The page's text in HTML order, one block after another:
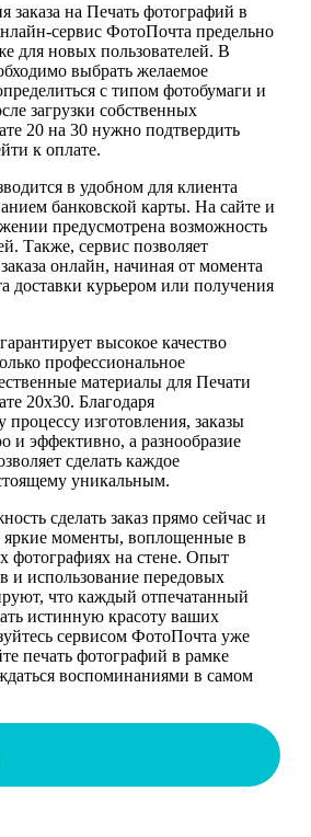
заказа на Печать фотографий в
сервис ФотоПочта предельно
для новых пользователей. В
выбрать желаемое
с типом фотобумаги и
загрузки собственных
20 на 30 нужно подтвердить
к оплате.
в удобном для клиента
банковской карты. На сайте и
предусмотрена возможность
Также, сервис позволяет
онлайн, начиная от момента
доставки курьером или получения
высокое качество
профессиональное
материалы для Печати
20х30. Благодаря
изготовления, заказы
и эффективно, а разнообразие
сделать каждое
уникальным.
сделать заказ прямо сейчас и
яркие моменты, воплощенные в
фотографиях на стене. Опыт
и использование передовых
что каждый отпечатанный
истинную красоту ваших
сервисом ФотоПочта уже
печать фотографий в рамке
воспоминаниями в самом